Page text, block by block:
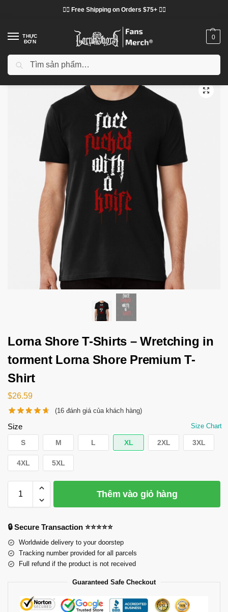
❤️‍🔥 Free Shipping on Orders $75+ ❤️‍🔥
THỰC
ĐƠN
0
Trang chủ / Cửa hàng / Lorna Shore vải
Lorna Shore T-Shirts – Wretching in
torment Lorna Shore Premium T-
Shirt
$26.59
(16 đánh giá của khách hàng)
Size Size Chart
S M L XL 2XL 3XL
4XL 5XL
Thêm vào giỏ hàng
🔒 Secure Transaction ⭐⭐⭐⭐⭐
Worldwide delivery to your doorstep
Tracking number provided for all parcels
Full refund if the product is not received
Guaranteed Safe Checkout